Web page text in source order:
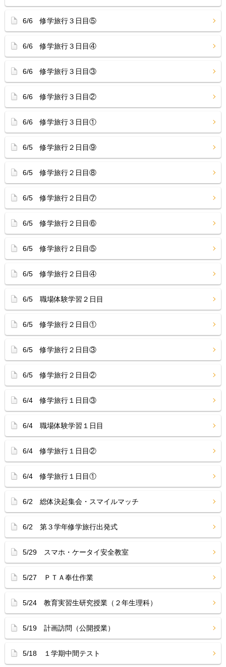
6/6 修学旅行３日目⑤
6/6 修学旅行３日目④
6/6 修学旅行３日目③
6/6 修学旅行３日目②
6/6 修学旅行３日目①
6/5 修学旅行２日目⑨
6/5 修学旅行２日目⑧
6/5 修学旅行２日目⑦
6/5 修学旅行２日目⑥
6/5 修学旅行２日目⑤
6/5 修学旅行２日目④
6/5 職場体験学習２日目
6/5 修学旅行２日目①
6/5 修学旅行２日目③
6/5 修学旅行２日目②
6/4 修学旅行１日目③
6/4 職場体験学習１日目
6/4 修学旅行１日目②
6/4 修学旅行１日目①
6/2 総体決起集会・スマイルマッチ
6/2 第３学年修学旅行出発式
5/29 スマホ・ケータイ安全教室
5/27 ＰＴＡ奉仕作業
5/24 教育実習生研究授業（２年生理科）
5/19 計画訪問（公開授業）
5/18 １学期中間テスト